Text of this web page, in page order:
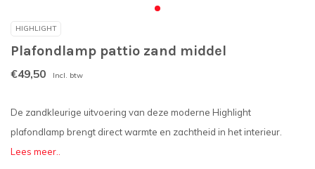
HIGHLIGHT
Plafondlamp pattio zand middel
€49,50 Incl. btw
De zandkleurige uitvoering van deze moderne Highlight
plafondlamp brengt direct warmte en zachtheid in het interieur.
Lees meer..